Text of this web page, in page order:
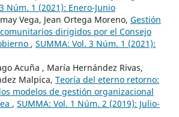
Núm. 1 (2021): Enero-Junio
Vega, Jean Ortega Moreno, Gestión
dirigidos por el Consejo
, SUMMA: Vol. 3 Núm. 1 (2021):
Acuña , María Hernández Rivas,
Malpica, Teoría del eterno retorno:
modelos de gestión organizacional
, SUMMA: Vol. 1 Núm. 2 (2019): Julio-